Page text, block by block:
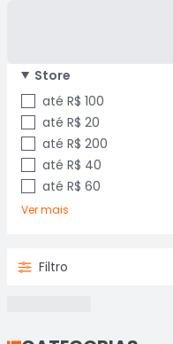
Store
até R$ 100
até R$ 20
até R$ 200
até R$ 40
até R$ 60
Ver mais
Filtro